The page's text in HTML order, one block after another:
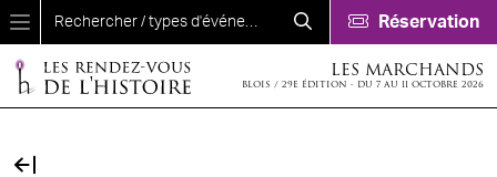
Aller au contenu principal
Réservation
LES MARCHANDS
BLOIS / 29E ÉDITION - DU 7 AU 11 OCTOBRE 2026